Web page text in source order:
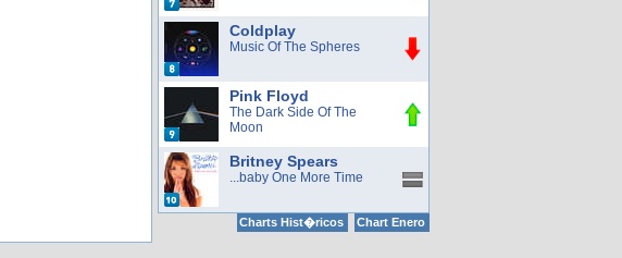
Coldplay
Music Of The Spheres
Pink Floyd
The Dark Side Of The
Moon
Britney Spears
...baby One More Time
Charts Hist�ricos Chart Enero